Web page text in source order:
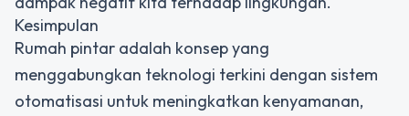
Kesimpulan
Rumah pintar adalah konsep yang
menggabungkan teknologi terkini dengan sistem
otomatisasi untuk meningkatkan kenyamanan,